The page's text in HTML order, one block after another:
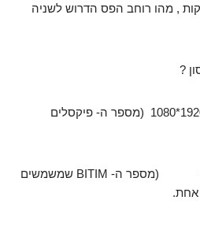
להעביר סרט באורך 90 דקות , מהו רוחב הפס הדרוש לשניה
?
סה"כ לסיכום : רזולוציה – 1920*1080 (מספר ה- פיקסלים
מספר הצבעים : 42 (מספר ה- BITIM שמשמשים
אחת.